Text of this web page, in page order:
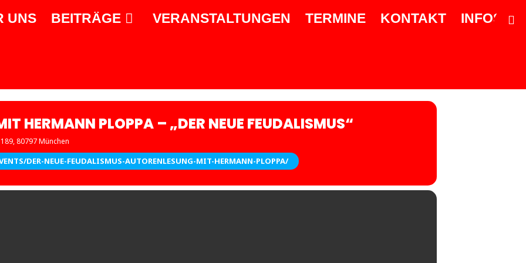
UNS BEITRÄGE VERANSTALTUNGEN TERMINE KONTAKT INFOS
HERMANN PLOPPA – „DER NEUE FEUDALISMUS“
80797 München
DER-NEUE-FEUDALISMUS-AUTORENLESUNG-MIT-HERMANN-PLOPPA/